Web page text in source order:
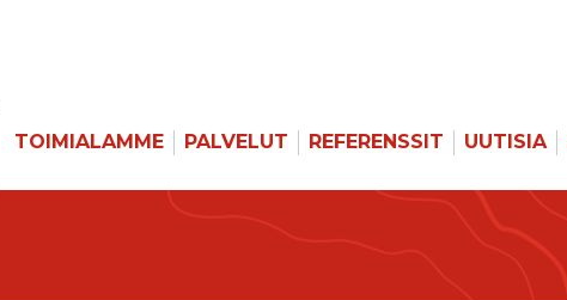
TOIMIALAMME PALVELUT REFERENSSIT UUTISIA